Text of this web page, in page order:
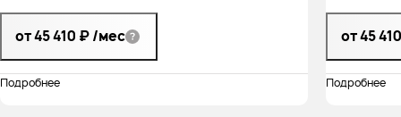
от 45 410 ₽/мес
Подробнее
от 45
Подробнее